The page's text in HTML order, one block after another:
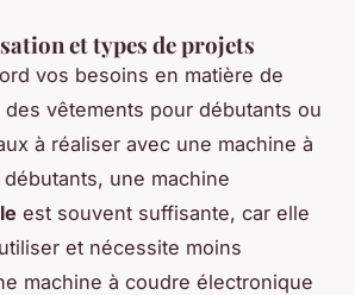
et types de projets
vos besoins en matière de
vêtements pour débutants ou
à réaliser avec une machine à
une machine
est souvent suffisante, car elle
et nécessite moins
machine à coudre électronique